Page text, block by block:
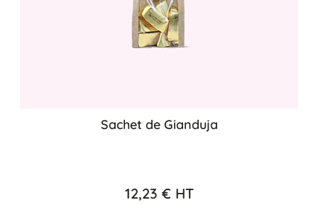
Sachet de Gianduja
12,23 €HT